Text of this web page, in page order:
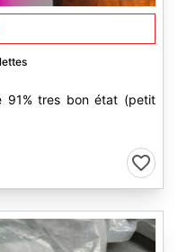
91% tres bon état (petit